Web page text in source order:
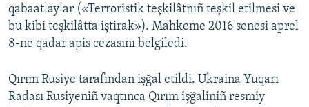
qabaatlaylar («Terroristik teşkilâtnıñ teşkil etilmesi ve
bu kibi teşkilâtta iştirak»). Mahkeme 2016 senesi aprel
8-ne qadar apis cezasını belgiledi.
Qırım Rusiye tarafından işğal etildi. Ukraina Yuqarı
Radası Rusiyeniñ vaqtınca Qırım işğaliniñ resmiy